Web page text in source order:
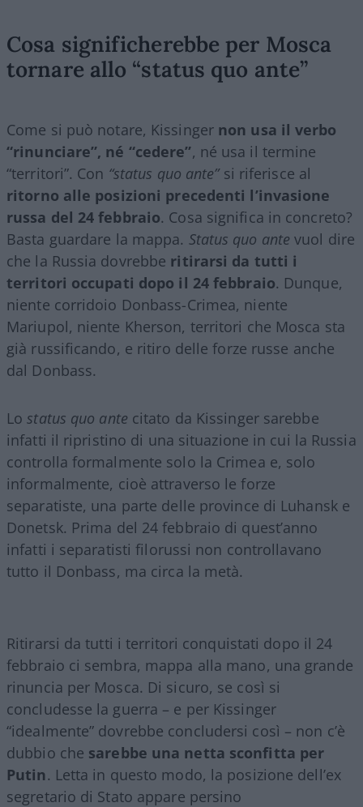
Cosa significherebbe per Mosca
tornare allo “status quo ante”
Come si può notare, Kissinger non usa il verbo
“rinunciare”, né “cedere”, né usa il termine
“territori”. Con “status quo ante”si riferisce al
ritorno alle posizioni precedenti l’invasione
russa del 24 febbraio. Cosa significa in concreto?
Basta guardare la mappa. Status quo ante vuol dire
che la Russia dovrebbe ritirarsi da tutti i
territori occupati dopo il 24 febbraio. Dunque,
niente corridoio Donbass-Crimea, niente
Mariupol, niente Kherson, territori che Mosca sta
già russificando, e ritiro delle forze russe anche
dal Donbass.
Lostatus quo ante citato da Kissinger sarebbe
infatti il ripristino di una situazione in cui la Russia
controlla formalmente solo la Crimea e, solo
informalmente, cioè attraverso le forze
separatiste, una parte delle province di Luhansk e
Donetsk. Prima del 24 febbraio di quest’anno
infatti i separatisti filorussi non controllavano
tutto il Donbass, ma circa la metà.
Ritirarsi da tutti i territori conquistati dopo il 24
febbraio ci sembra, mappa alla mano, una grande
rinuncia per Mosca. Di sicuro, se così si
concludesse la guerra – e per Kissinger
“idealmente” dovrebbe concludersi così – non c’è
dubbio che sarebbe una netta sconfitta per
Putin. Letta in questo modo, la posizione dell’ex
segretario di Stato appare persino